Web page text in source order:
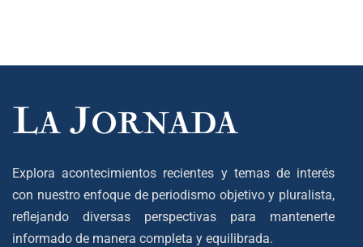
Explora acontecimientos recientes y temas de interés
con nuestro enfoque de periodismo objetivo y pluralista,
reflejando diversas perspectivas para mantenerte
informado de manera completa y equilibrada.